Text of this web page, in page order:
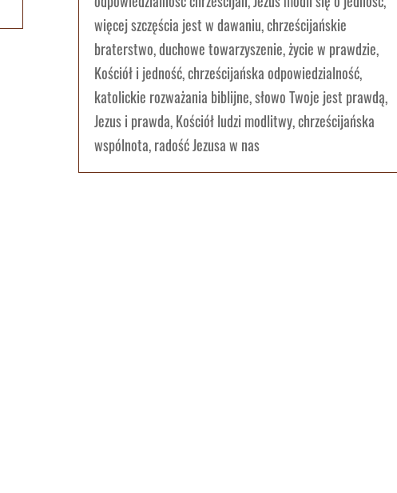
więcej szczęścia jest w dawaniu, chrześcijańskie
braterstwo, duchowe towarzyszenie, życie w prawdzie,
Kościół i jedność, chrześcijańska odpowiedzialność,
katolickie rozważania biblijne, słowo Twoje jest prawdą,
Jezus i prawda, Kościół ludzi modlitwy, chrześcijańska
wspólnota, radość Jezusa w nas